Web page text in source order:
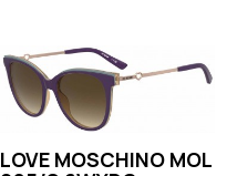
LOVE MOSCHINO MOL